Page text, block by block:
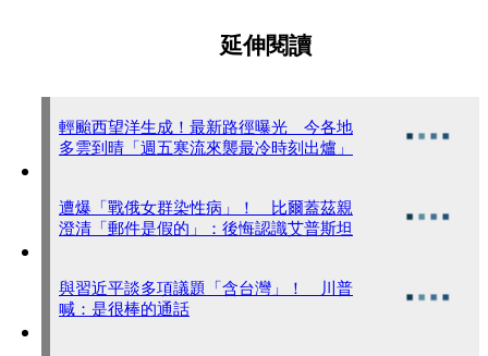
延伸閱讀
輕颱西望洋生成！最新路徑曝光 今各地
多雲到晴「週五寒流來襲最冷時刻出爐」
遭爆「戰俄女群染性病」！ 比爾蓋茲親
澄清「郵件是假的」：後悔認識艾普斯坦
與習近平談多項議題「含台灣」！ 川普
喊：是很棒的通話